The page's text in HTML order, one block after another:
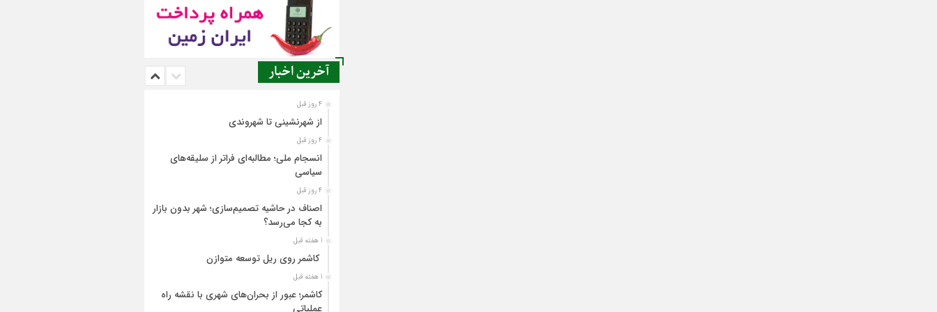
آخرین اخبار
4 روز قبل
از شهرنشینی تا شهروندی
4 روز قبل
انسجام ملی؛ مطالبه‌ای فراتر از سلیقه‌های
سیاسی
4 روز قبل
اصناف در حاشیه تصمیم‌سازی؛ شهر بدون بازار
به کجا می‌رسد؟
1 هفته قبل
کاشمر روی ریل توسعه متوازن
1 هفته قبل
کاشمر؛ عبور از بحران‌های شهری با نقشه راه
عملیاتی